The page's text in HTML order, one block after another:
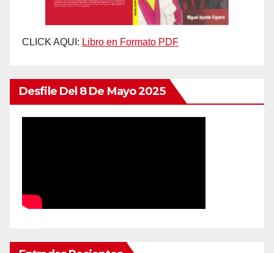
CLICK AQUI: Libro en Formato PDF
Desfile Del 8 De Mayo 2025